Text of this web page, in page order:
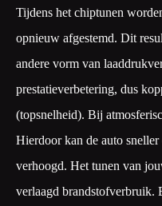
Tijdens het chiptunen
opnieuw afgestemd. Dit
andere vorm van
prestatieverbetering, dus
(topsnelheid). Bij
Hierdoor kan de auto
verhoogd. Het tunen van
verlaagd brandstofverbruik.